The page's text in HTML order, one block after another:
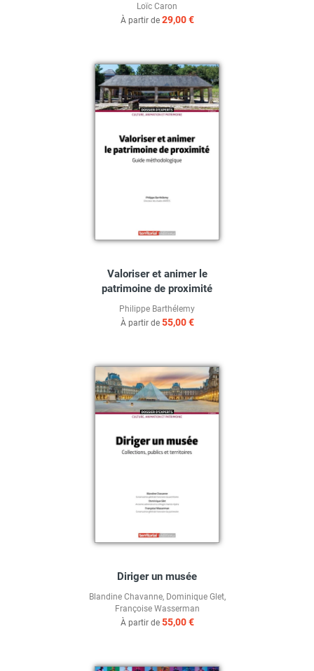
Loïc Caron
À partir de 29,00 €
Valoriser et animer le
patrimoine de proximité
Philippe Barthélemy
À partir de 55,00 €
Diriger un musée
Blandine Chavanne, Dominique Glet,
Françoise Wasserman
À partir de 55,00 €